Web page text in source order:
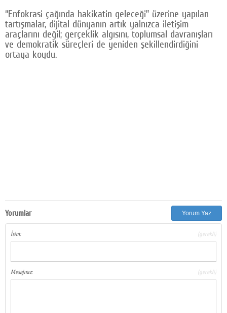
“Enfokrasi çağında hakikatin geleceği” üzerine yapılan
tartışmalar, dijital dünyanın artık yalnızca iletişim
araçlarını değil; gerçeklik algısını, toplumsal davranışları
ve demokratik süreçleri de yeniden şekillendirdiğini
ortaya koydu.
Yorumlar Yorum Yaz
İsim: (gerekli)
Mesajınız: (gerekli)